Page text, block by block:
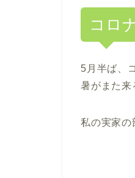
コロ
5月半ば、
暑がまた来
私の実家の